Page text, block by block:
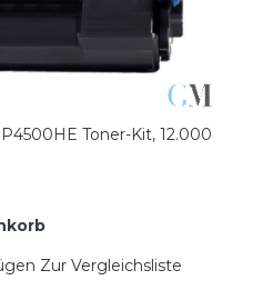
Toner-Kit, 12.000
Zur Vergleichsliste